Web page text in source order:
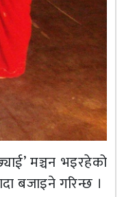
मञ्चन भइरहेको
बजाइने गरिन्छ ।